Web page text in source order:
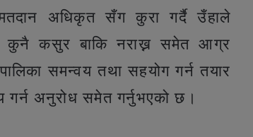
अधिकृत सँग कुरा गर्दै उँहाले
कुनै कसुर बाकि नराख्न समेत आग्र
समन्वय तथा सहयोग गर्न तयार
गर्न अनुरोध समेत गर्नुभएको छ।